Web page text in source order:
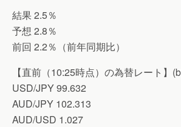
結果 2.5％
予想 2.8％
前回 2.2％（前年同期比）
【直前（10:25時点）の為替レート】
USD/JPY 99.632
AUD/JPY 102.313
AUD/USD 1.027